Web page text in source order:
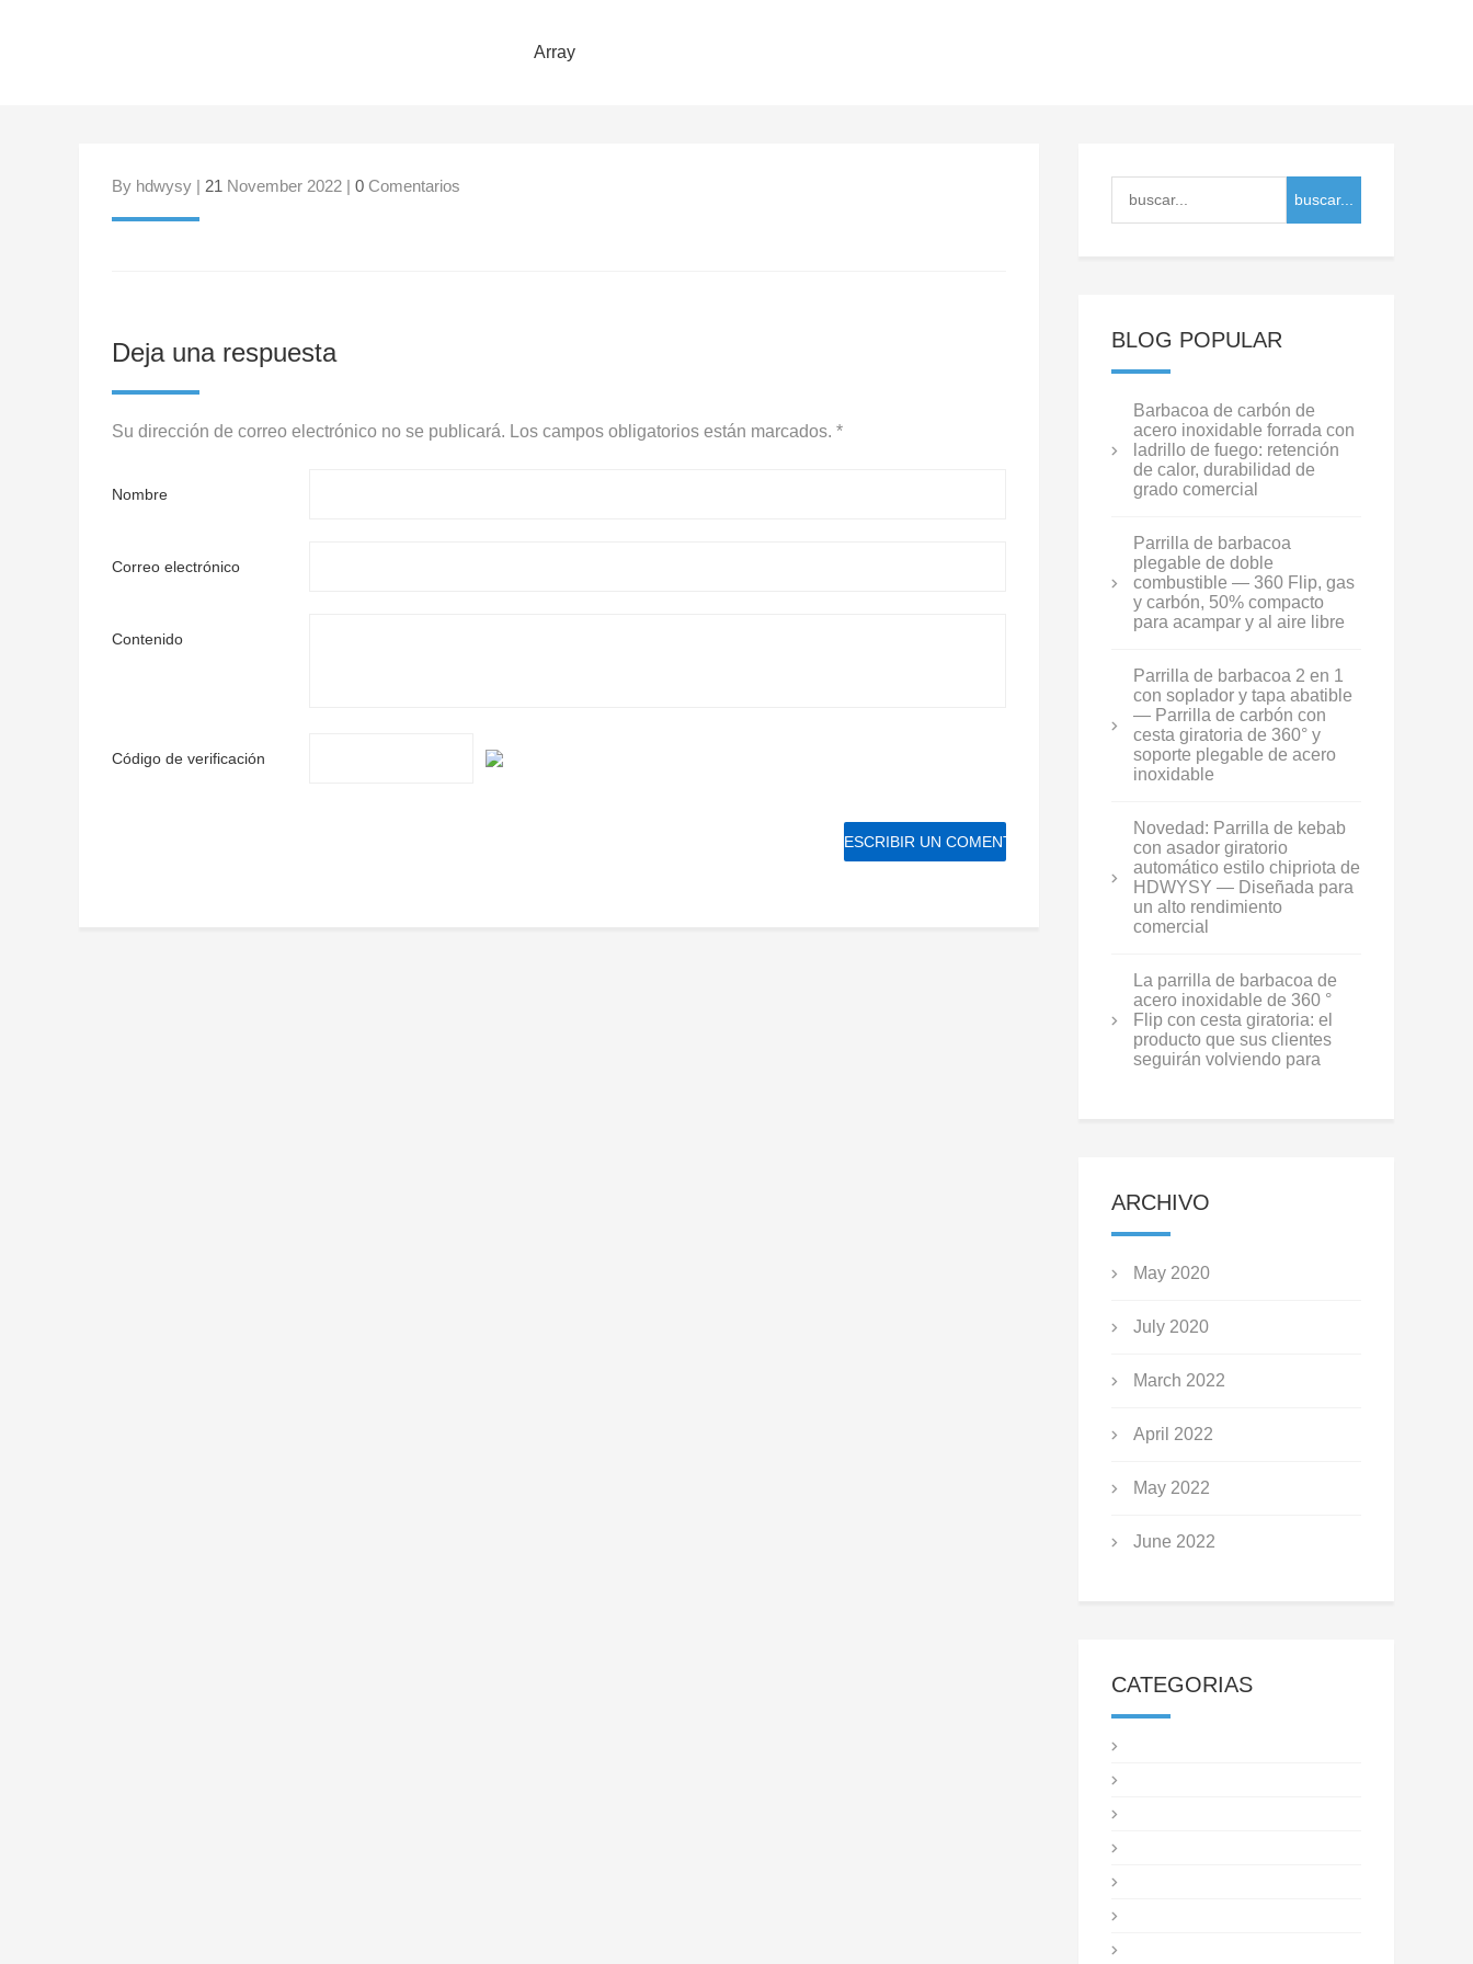
Array
By hdwysy | 21 November 2022 | 0 Comentarios
Deja una respuesta
Su dirección de correo electrónico no se publicará. Los campos obligatorios están marcados. *
Nombre
Correo electrónico
Contenido
Código de verificación
BLOG POPULAR
Barbacoa de carbón de
acero inoxidable forrada con
ladrillo de fuego: retención
de calor, durabilidad de
grado comercial
Parrilla de barbacoa
plegable de doble
combustible — 360 Flip, gas
y carbón, 50% compacto
para acampar y al aire libre
Parrilla de barbacoa 2 en 1
con soplador y tapa abatible
— Parrilla de carbón con
cesta giratoria de 360° y
soporte plegable de acero
inoxidable
Novedad: Parrilla de kebab
con asador giratorio
automático estilo chipriota de
HDWYSY — Diseñada para
un alto rendimiento
comercial
La parrilla de barbacoa de
acero inoxidable de 360 °
Flip con cesta giratoria: el
producto que sus clientes
seguirán volviendo para
ARCHIVO
May 2020
July 2020
March 2022
April 2022
May 2022
June 2022
CATEGORIAS